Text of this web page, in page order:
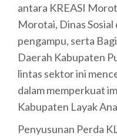
antara KREASI
Morotai, Dinas
pengampu, serta
Daerah Kabupaten
lintas sektor ini
dalam memperkuat
Kabupaten Layak
Penyusunan Perda